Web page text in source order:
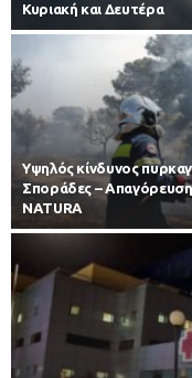
Κυριακή και Δευτέρα
Υψηλός κίνδυνος
Σποράδες –
NATURA